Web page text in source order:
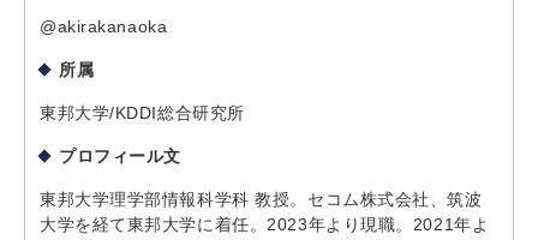
@akirakanaoka
所属
東邦大学/KDDI総合研究所
プロフィール文
東邦大学理学部情報科学科 教授。セコム株式会社、筑波
大学を経て東邦大学に着任。2023年より現職。2021年よ